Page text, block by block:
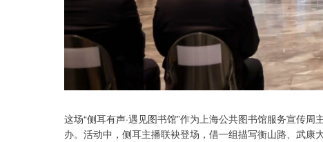
这场“侧耳有声·遇见图书馆”作为上海公共图书馆服务宣传
办。活动中，侧耳主播联袂登场，借一组描写衡山路、武康